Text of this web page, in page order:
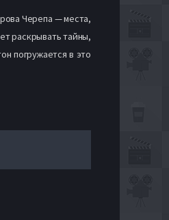
Черепа — места,
раскрывать тайны,
погружается в это